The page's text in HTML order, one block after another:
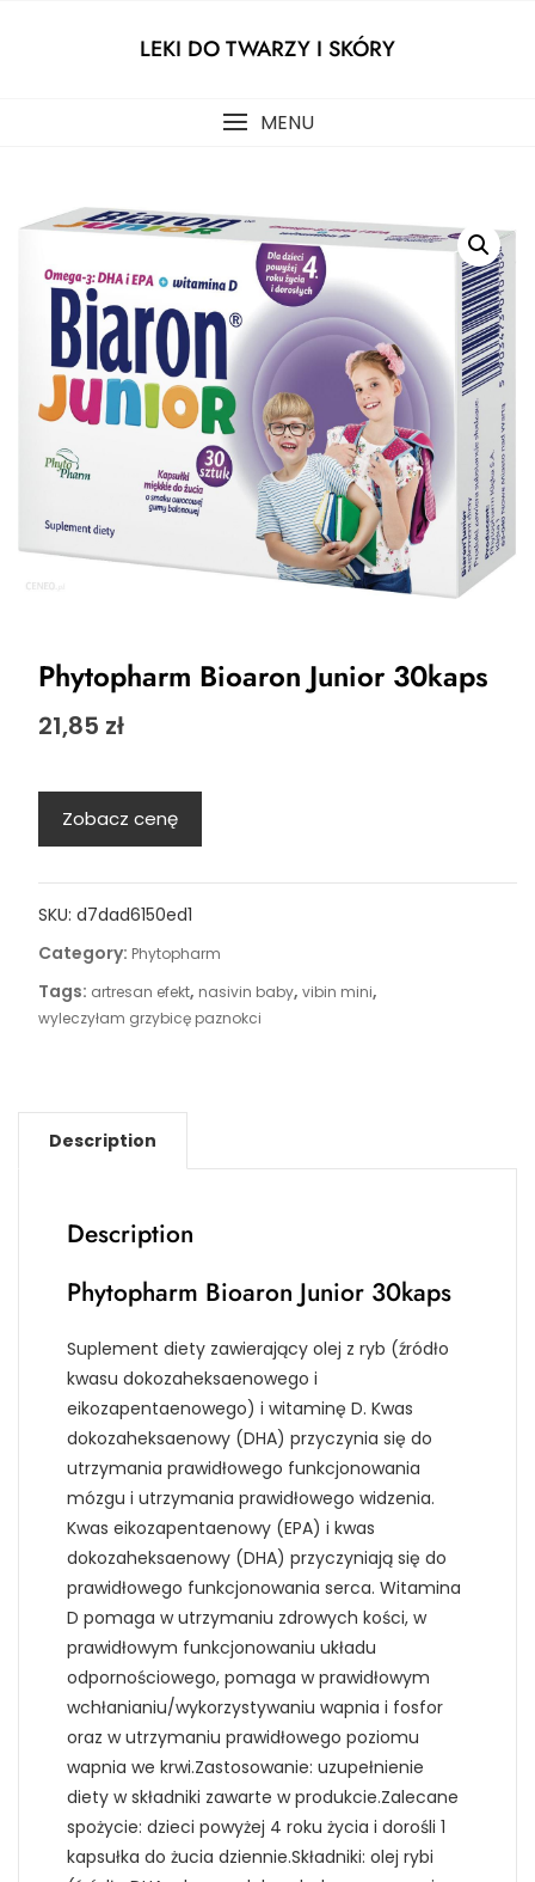
LEKI DO TWARZY I SKÓRY
MENU
Phytopharm Bioaron Junior 30kaps
21,85 zł
Zobacz cenę
SKU: d7dad6150ed1
Category: Phytopharm
Tags: artresan efekt, nasivin baby, vibin mini,
wyleczyłam grzybicę paznokci
Description
Description
Phytopharm Bioaron Junior 30kaps
Suplement diety zawierający olej z ryb (źródło
kwasu dokozaheksaenowego i
eikozapentaenowego) i witaminę D. Kwas
dokozaheksaenowy (DHA) przyczynia się do
utrzymania prawidłowego funkcjonowania
mózgu i utrzymania prawidłowego widzenia.
Kwas eikozapentaenowy (EPA) i kwas
dokozaheksaenowy (DHA) przyczyniają się do
prawidłowego funkcjonowania serca. Witamina
D pomaga w utrzymaniu zdrowych kości, w
prawidłowym funkcjonowaniu układu
odpornościowego, pomaga w prawidłowym
wchłanianiu/wykorzystywaniu wapnia i fosfor
oraz w utrzymaniu prawidłowego poziomu
wapnia we krwi.Zastosowanie: uzupełnienie
diety w składniki zawarte w produkcie.Zalecane
spożycie: dzieci powyżej 4 roku życia i dorośli 1
kapsułka do żucia dziennie.Składniki: olej rybi